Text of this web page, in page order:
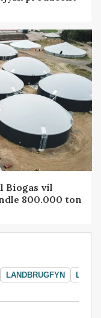
Biogas vil
800.000 ton
LANDBRUGFYN